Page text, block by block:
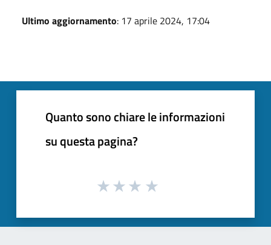
Ultimo aggiornamento: 17 aprile 2024, 17:04
Quanto sono chiare le informazioni
su questa pagina?